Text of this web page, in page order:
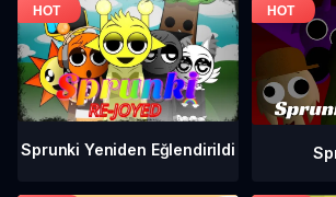
Sprunki Yeniden Eğlendirildi